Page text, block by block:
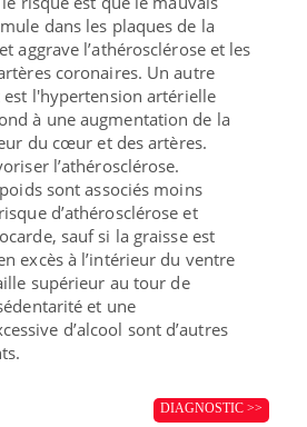
dans les plaques de la
aggrave l’athérosclérose et les
coronaires. Un autre
l'hypertension artérielle
à une augmentation de la
du cœur et des artères.
l’athérosclérose.
sont associés moins
d’athérosclérose et
sauf si la graisse est
excès à l’intérieur du ventre
supérieur au tour de
et une
d’alcool sont d’autres
DIAGNOSTIC >>